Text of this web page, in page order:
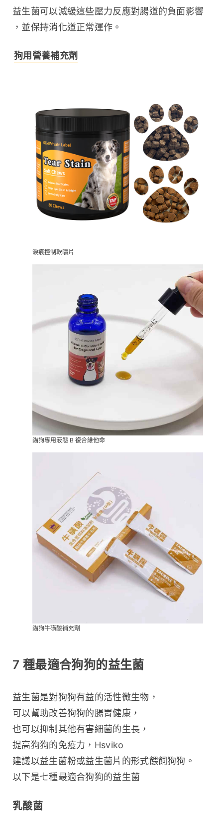
益生菌可以減緩這些壓力反應對腸道的負面影響
，並保持消化道正常運作。
狗用營養補充劑
淚痕控制軟嚼片
貓狗專用液態 B 複合維他命
貓狗牛磺酸補充劑
7 種最適合狗狗的益生菌
益生菌是對狗狗有益的活性微生物，
可以幫助改善狗狗的腸胃健康，
也可以抑制其他有害細菌的生長，
提高狗狗的免疫力，Hsviko
建議以益生菌粉或益生菌片的形式餵飼狗狗。
以下是七種最適合狗狗的益生菌
乳酸菌